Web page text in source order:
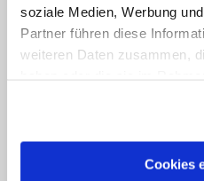
soziale Medien, Werbung
Partner führen diese
weiteren Daten zusammen,
Cookies
muslimische Frauen
Die beiden großen
Neutralitätsgesetz
Erzbischof Heiner
Entscheidung sei ein